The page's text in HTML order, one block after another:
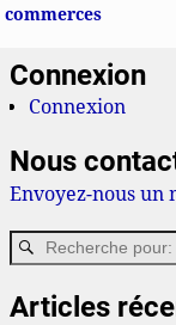
commerces
Connexion
Connexion
Nous
Envoyez-nous un
Articles